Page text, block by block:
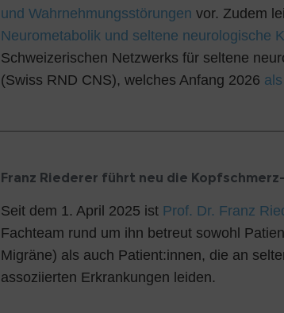
und Wahrnehmungsstörungen vor. Zudem
Neurometabolik und seltene neurologische
Schweizerischen Netzwerks für seltene
(Swiss RND CNS), welches Anfang 2026
Franz Riederer führt neu die
Seit dem 1. April 2025 ist Prof. Dr. Franz
Fachteam rund um ihn betreut sowohl
Migräne) als auch Patient:innen, die an
assoziierten Erkrankungen leiden.